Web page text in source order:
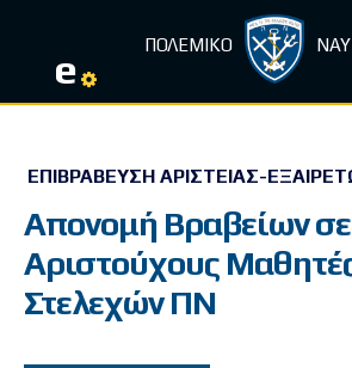
e ΠΟΛΕΜΙΚΟ
ΕΠΙΒΡΆΒΕΥΣΗ ΑΡΙΣΤΕΊΑΣ-
Απονομή Βραβείων σε
Αριστούχους
Στελεχών ΠΝ